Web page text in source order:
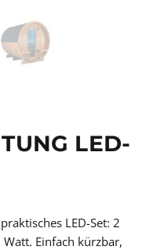
LED-
LED-Set: 2
Einfach kürzbar,